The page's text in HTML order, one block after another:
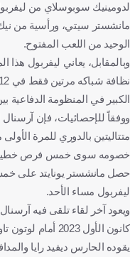
لدومينيك سوبوسلاي من
مانشستر سيتي، ورأسية من
الوحيد من اللعب المفتوح.
الكبير في المنظومة الدفاعية
ووفقاً للإحصائيات، فإن
خصومه سوى خمس فرص خطيرة
حصل مانشستر يونايتد على
ليفربول مساء الأحد.
ويعود آخر لقاء تلقى فيه
كانون الأول
يقوده الحارس ديفيد رايا